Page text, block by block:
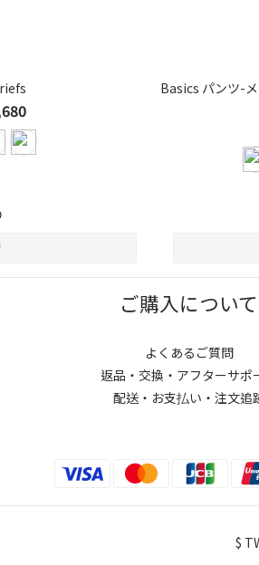
Basics パンツ-
ご購入について
よくあるご質問
返品・交換・アフターサポ
配送・お支払い・注文追
$